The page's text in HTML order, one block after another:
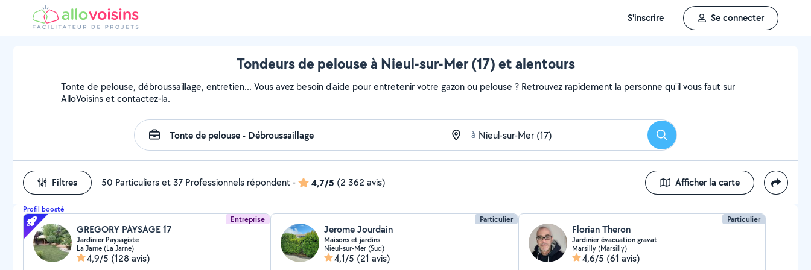
S'inscrire Se connecter
Tondeurs de pelouse à Nieul-sur-Mer (17) et alentours
Tonte de pelouse, débroussaillage, entretien... Vous avez besoin d'aide pour entretenir votre gazon ou pelouse ? Retrouvez rapidement la personne qu'il vous faut sur
AlloVoisins et contactez-la.
à Rechercher
Filtres 50 Particuliers et 37 Professionnels répondent- 4,7/5 (2 362 avis) Afficher la carte
Profil boosté
Entreprise
GREGORY PAYSAGE 17
Jardinier Paysagiste
La Jarne (La Jarne)
4,9/5 (128 avis)
Particulier
Jerome Jourdain
Maisons et jardins
Nieul-sur-Mer (Sud)
4,1/5 (21 avis)
Particulier
Florian Theron
Jardinier évacuation gravat
Marsilly (Marsilly)
4,6/5 (61 avis)